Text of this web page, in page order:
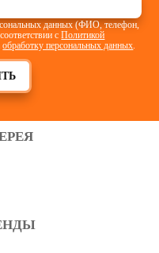
данных (ФИО, телефон,
сПолитикой
обработку персональных данных.